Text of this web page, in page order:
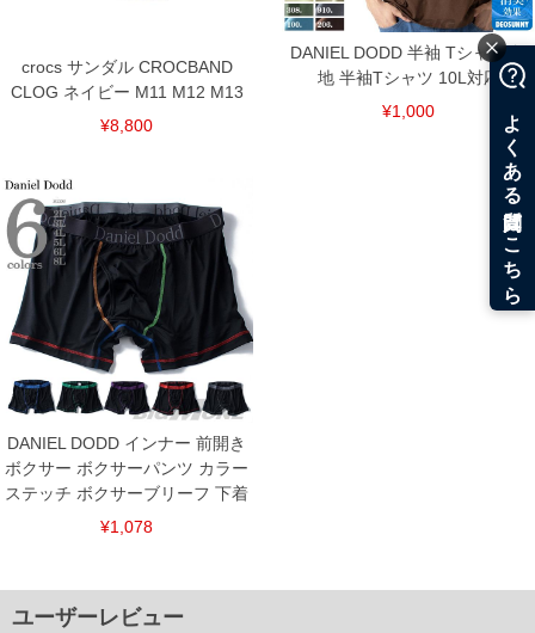
crocs サンダル CROCBAND
CLOG ネイビー M11 M12 M13
¥8,800
DANIEL DODD 半袖 Tシャツ 無
地 半袖Tシャツ 10L対応
¥1,000
DANIEL DODD インナー 前開き
ボクサー ボクサーパンツ カラー
ステッチ ボクサーブリーフ 下着
¥1,078
ユーザーレビュー